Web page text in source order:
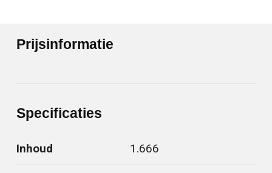
Prijsinformatie
Specificaties
Inhoud 1.666